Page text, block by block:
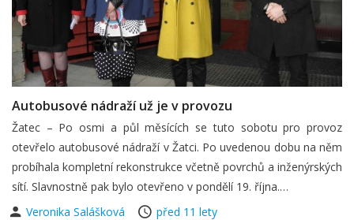
Autobusové nádraží už je v provozu
Žatec – Po osmi a půl měsících se tuto sobotu pro provoz
otevřelo autobusové nádraží v Žatci. Po uvedenou dobu na něm
probíhala kompletní rekonstrukce včetně povrchů a inženýrských
sítí. Slavnostně pak bylo otevřeno v pondělí 19. října.…
Veronika Salášková
před 11 lety